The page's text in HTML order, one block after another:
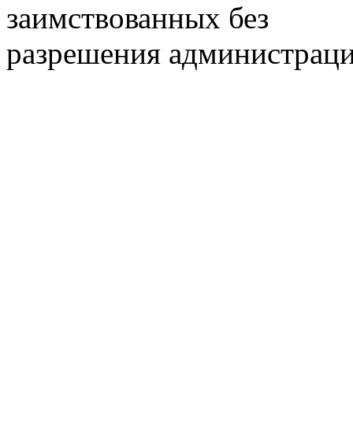
заимствованных без
разрешения